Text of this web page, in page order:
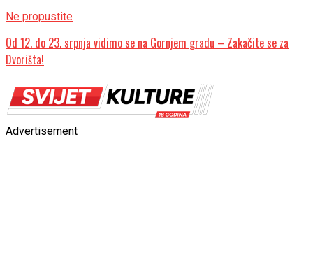
Ne propustite
Od 12. do 23. srpnja vidimo se na Gornjem gradu – Zakačite se za
Dvorišta!
Advertisement